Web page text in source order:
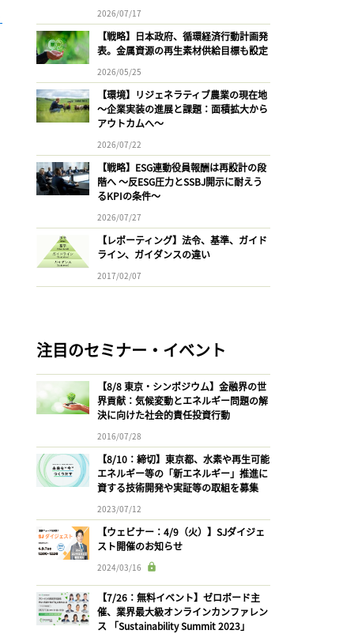
2026/07/17
【戦略】日本政府、循環経済行動計画発
表。金属資源の再生素材供給目標も設定
2026/05/25
【環境】リジェネラティブ農業の現在地
〜企業実装の進展と課題：面積拡大から
アウトカムへ〜
2026/07/22
【戦略】ESG連動役員報酬は再設計の段
階へ 〜反ESG圧力とSSBJ開示に耐えう
るKPIの条件〜
2026/07/27
【レポーティング】法令、基準、ガイド
ライン、ガイダンスの違い
2017/02/07
注目のセミナー・イベント
【8/8 東京・シンポジウム】金融界の世
界貢献：気候変動とエネルギー問題の解
決に向けた社会的責任投資行動
2016/07/28
【8/10：締切】東京都、水素や再生可能
エネルギー等の「新エネルギー」推進に
資する技術開発や実証等の取組を募集
2023/07/12
【ウェビナー：4/9（火）】SJダイジェ
スト開催のお知らせ
2024/03/16
【7/26：無料イベント】ゼロボード主
催、業界最大級オンラインカンファレン
ス 「Sustainability Summit 2023」